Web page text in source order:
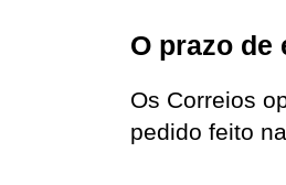
O prazo de
Os Correios
pedido feito